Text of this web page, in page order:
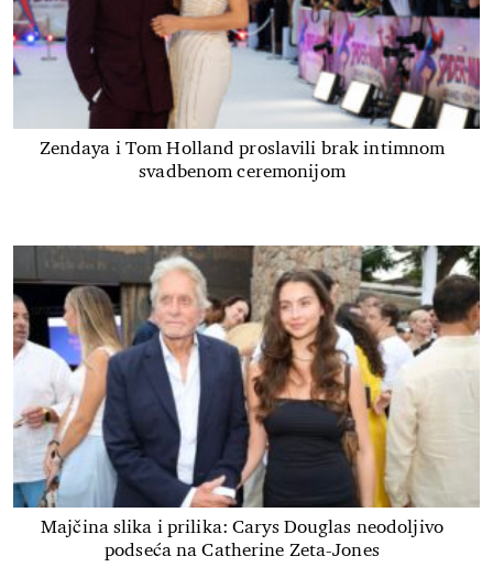
Zendaya i Tom Holland proslavili brak intimnom
svadbenom ceremonijom
Majčina slika i prilika: Carys Douglas neodoljivo
podseća na Catherine Zeta-Jones